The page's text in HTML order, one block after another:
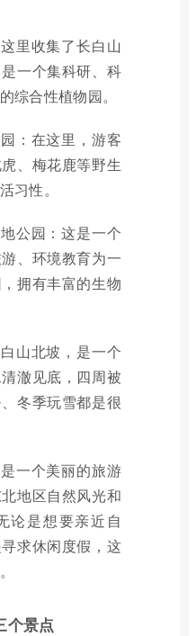
里收集了长白山
一个集科研、科
综合性植物园。
：在这里，游客
、梅花鹿等野生
习性。
公园：这是一个
、环境教育为一
拥有丰富的生物
山北坡，是一个
澈见底，四周被
冬季玩雪都是很
一个美丽的旅游
地区自然风光和
论是想要亲近自
求休闲度假，这
个景点